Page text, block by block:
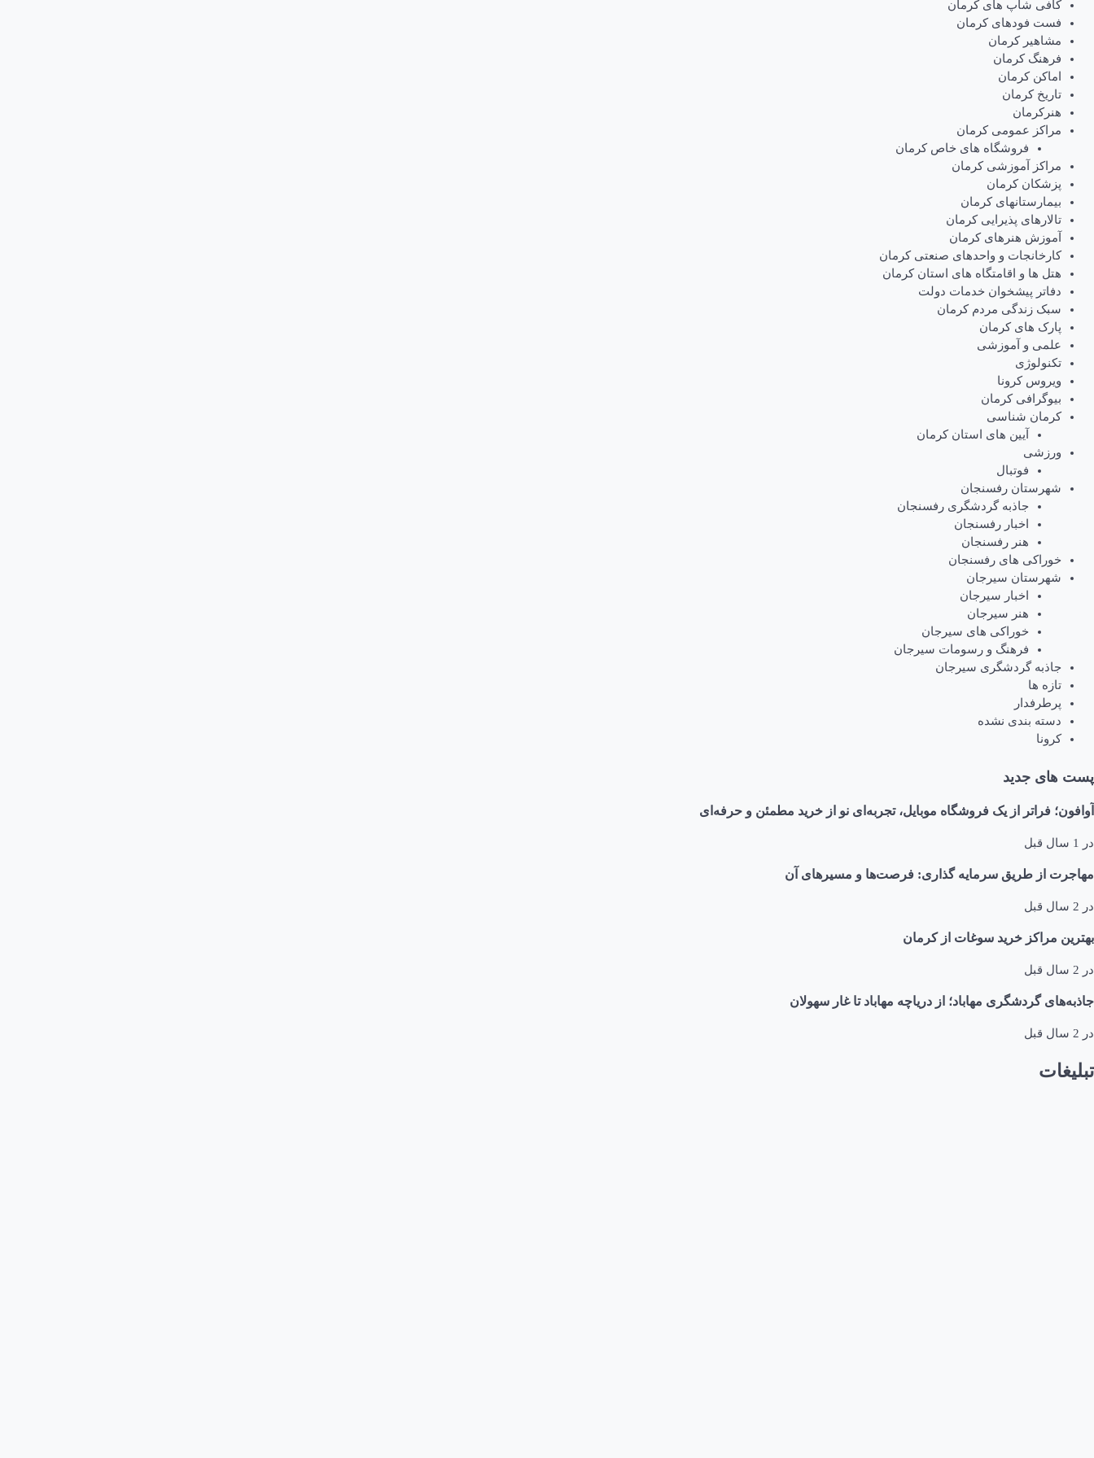
کافی شاپ های کرمان
فست فودهای کرمان
مشاهیر کرمان
فرهنگ کرمان
اماکن کرمان
تاریخ کرمان
هنرکرمان
مراکز عمومی کرمان
فروشگاه های خاص کرمان
مراکز آموزشی کرمان
پزشکان کرمان
بیمارستانهای کرمان
تالارهای پذیرایی کرمان
آموزش هنرهای کرمان
کارخانجات و واحدهای صنعتی کرمان
هتل ها و اقامتگاه های استان کرمان
دفاتر پیشخوان خدمات دولت
سبک زندگی مردم کرمان
پارک های کرمان
علمی و آموزشی
تکنولوژی
ویروس کرونا
بیوگرافی کرمان
کرمان شناسی
آیین های استان کرمان
ورزشی
فوتبال
شهرستان رفسنجان
جاذبه گردشگری رفسنجان
اخبار رفسنجان
هنر رفسنجان
خوراکی های رفسنجان
شهرستان سیرجان
اخبار سیرجان
هنر سیرجان
خوراکی های سیرجان
فرهنگ و رسومات سیرجان
جاذبه گردشگری سیرجان
تازه ها
پرطرفدار
دسته بندی نشده
کرونا
پست های جدید
آوافون؛ فراتر از یک فروشگاه موبایل، تجربه‌ای نو از خرید مطمئن و حرفه‌ای
در 1 سال قبل
مهاجرت از طریق سرمایه گذاری: فرصت‌ها و مسیرهای آن
در 2 سال قبل
بهترین مراکز خرید سوغات از کرمان
در 2 سال قبل
جاذبه‌های گردشگری مهاباد؛ از دریاچه مهاباد تا غار سهولان
در 2 سال قبل
تبلیغات